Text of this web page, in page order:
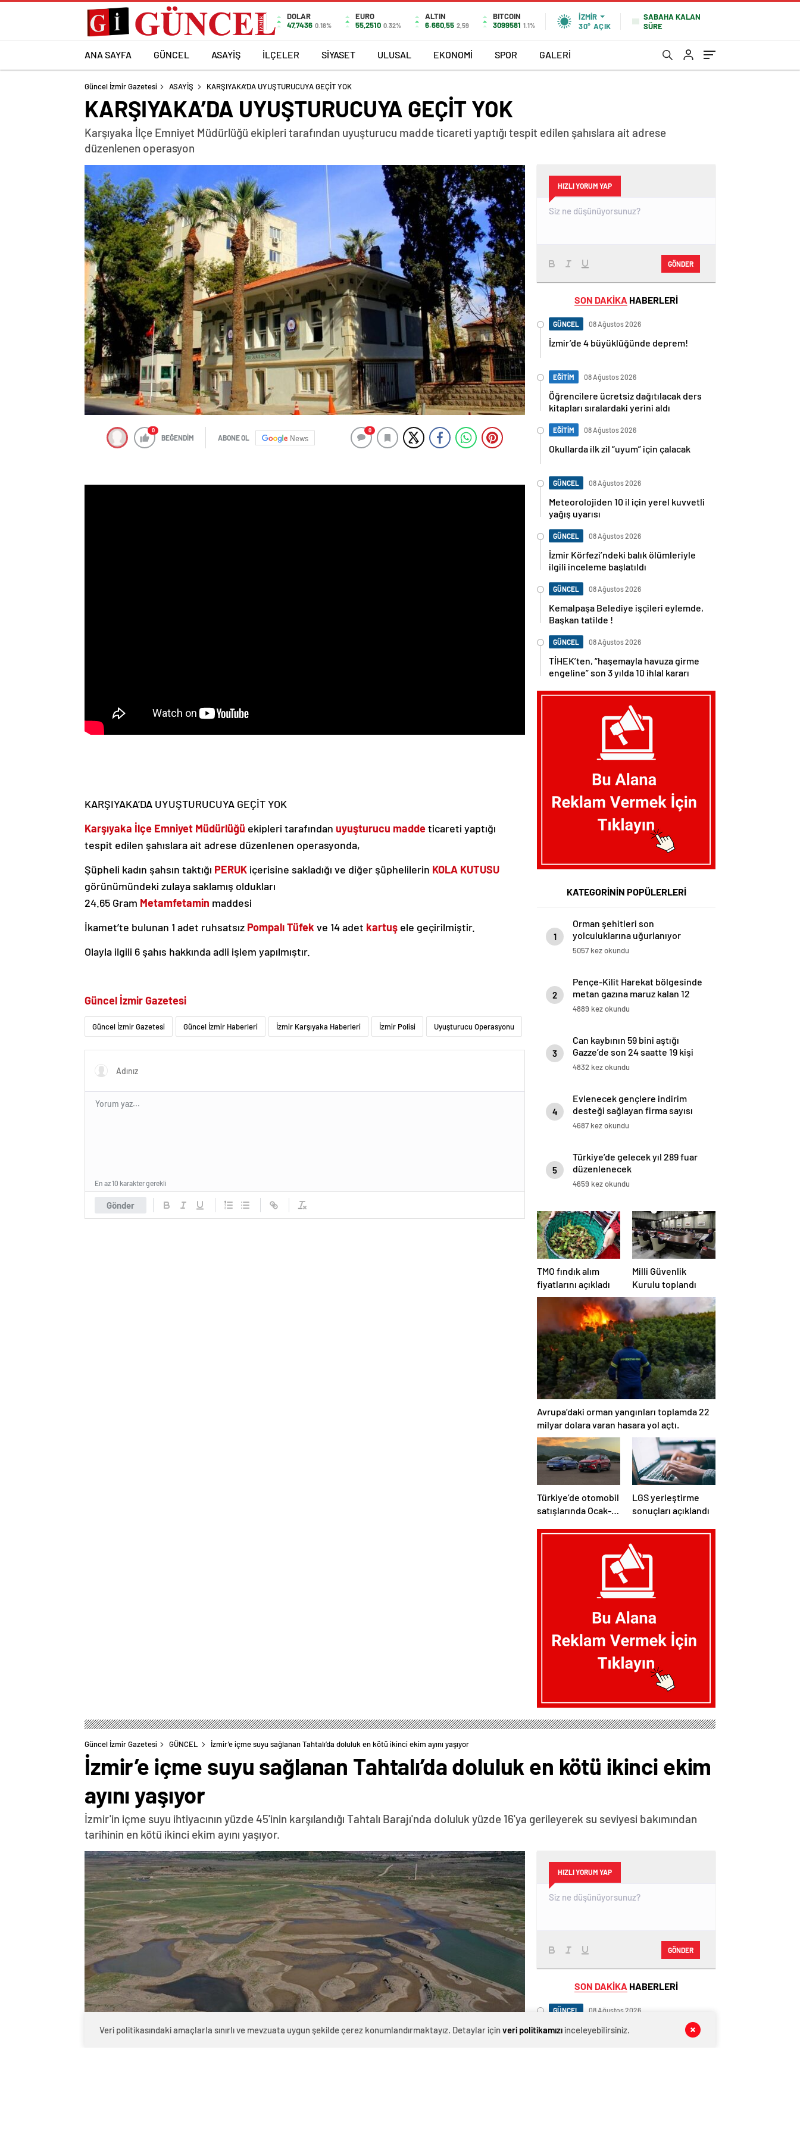
DOLAR
47,7436 0.18%
EURO
55,2510 0.32%
ALTIN
6.660,55 2,59
BITCOIN
3099581 1.1%
İZMIR
30° AÇIK
SABAHA KALAN
SÜRE
ANA SAYFA GÜNCEL ASAYİŞ İLÇELER SİYASET ULUSAL EKONOMİ SPOR GALERİ
Güncel İzmir Gazetesi ASAYİŞ KARŞIYAKA’DA UYUŞTURUCUYA GEÇİT YOK
KARŞIYAKA’DA UYUŞTURUCUYA GEÇİT YOK
Karşıyaka İlçe Emniyet Müdürlüğü ekipleri tarafından uyuşturucu madde ticareti yaptığı tespit edilen şahıslara ait adrese
düzenlenen operasyon
0
BEĞENDİM ABONE OL News
0
KARŞIYAKA’DA UYUŞTURUCUYA GEÇİT YOK
Karşıyaka İlçe Emniyet Müdürlüğü ekipleri tarafından uyuşturucu maddeticareti yaptığı
tespit edilen şahıslara ait adrese düzenlenen operasyonda,
Şüpheli kadın şahsın taktığı PERUK içerisine sakladığı ve diğer şüphelilerin KOLA KUTUSU
görünümündeki zulaya saklamış oldukları
24.65 Gram Metamfetamin maddesi
İkamet’te bulunan 1 adet ruhsatsız Pompalı Tüfek ve 14 adet kartuş ele geçirilmiştir.
Olayla ilgili 6 şahıs hakkında adli işlem yapılmıştır.
Güncel İzmir Gazetesi
Güncel İzmir Gazetesi Güncel İzmir Haberleri İzmir Karşıyaka Haberleri İzmir Polisi Uyuşturucu Operasyonu
Gönder
En az 10 karakter gerekli
HIZLI YORUM YAP
GÖNDER
SON DAKİKA HABERLERİ
GÜNCEL 08 Ağustos 2026
İzmir’de 4 büyüklüğünde deprem!
EĞİTİM 08 Ağustos 2026
Öğrencilere ücretsiz dağıtılacak ders
kitapları sıralardaki yerini aldı
EĞİTİM 08 Ağustos 2026
Okullarda ilk zil “uyum” için çalacak
GÜNCEL 08 Ağustos 2026
Meteorolojiden 10 il için yerel kuvvetli
yağış uyarısı
GÜNCEL 08 Ağustos 2026
İzmir Körfezi’ndeki balık ölümleriyle
ilgili inceleme başlatıldı
GÜNCEL 08 Ağustos 2026
Kemalpaşa Belediye işçileri eylemde,
Başkan tatilde !
GÜNCEL 08 Ağustos 2026
TİHEK’ten, “haşemayla havuza girme
engeline” son 3 yılda 10 ihlal kararı
KATEGORİNİN POPÜLERLERİ
1
Orman şehitleri son
yolculuklarına uğurlanıyor
5057 kez okundu
2
Pençe-Kilit Harekat bölgesinde
metan gazına maruz kalan 12
asker şehit oldu
4889 kez okundu
3
Can kaybının 59 bini aştığı
Gazze’de son 24 saatte 19 kişi
açlıktan hayatını kaybetti
4832 kez okundu
4
Evlenecek gençlere indirim
desteği sağlayan firma sayısı
artıyor
4687 kez okundu
5
Türkiye’de gelecek yıl 289 fuar
düzenlenecek
4659 kez okundu
TMO fındık alım
fiyatlarını açıkladı
Milli Güvenlik
Kurulu toplandı
Avrupa’daki orman yangınları toplamda 22
milyar dolara varan hasara yol açtı.
Türkiye’de otomobil
satışlarında Ocak-
döneminde
LGS yerleştirme
sonuçları açıklandı
Güncel İzmir Gazetesi GÜNCEL İzmir’e içme suyu sağlanan Tahtalı’da doluluk en kötü ikinci ekim ayını yaşıyor
İzmir’e içme suyu sağlanan Tahtalı’da doluluk en kötü ikinci ekim
ayını yaşıyor
İzmir'in içme suyu ihtiyacının yüzde 45'inin karşılandığı Tahtalı Barajı'nda doluluk yüzde 16'ya gerileyerek su seviyesi bakımından
tarihinin en kötü ikinci ekim ayını yaşıyor.
HIZLI YORUM YAP
GÖNDER
SON DAKİKA HABERLERİ
GÜNCEL 08 Ağustos 2026
İzmir’de 4 büyüklüğünde deprem!
Veri politikasındaki amaçlarla sınırlı ve mevzuata uygun şekilde çerez konumlandırmaktayız. Detaylar için veri politikamızıinceleyebilirsiniz.